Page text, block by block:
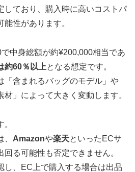
しており、購入時に高いコストパ
性があります。
中身総額が約¥200,000相当であ
約60％以上となる想定です。
「含まれるバッグのモデル」や
材」によって大きく変動します。
Amazonや楽天といったECサ
る可能性も否定できません。
し、EC上で購入する場合は出品